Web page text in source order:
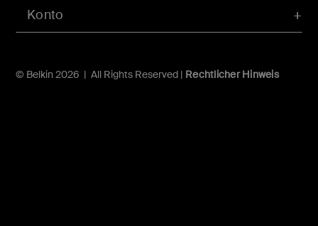
Konto
© Belkin 2026 | All Rights Reserved | Rechtlicher Hinweis